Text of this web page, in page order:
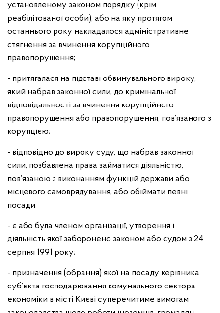
установленому законом порядку (крім
реабілітованої особи), або на яку протягом
останнього року накладалося адміністративне
стягнення за вчинення корупційного
правопорушення;
- притягалася на підставі обвинувального вироку,
який набрав законної сили, до кримінальної
відповідальності за вчинення корупційного
правопорушення або правопорушення, пов’язаного з
корупцією;
- відповідно до вироку суду, що набрав законної
сили, позбавлена права займатися діяльністю,
пов’язаною з виконанням функцій держави або
місцевого самоврядування, або обіймати певні
посади;
- є або була членом організації, утворення і
діяльність якої заборонено законом або судом з 24
серпня 1991 року;
- призначення (обрання) якої на посаду керівника
суб’єкта господарювання комунального сектора
економіки в місті Києві суперечитиме вимогам